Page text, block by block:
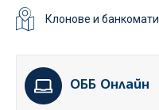
Клонове и банкомати
ОББ Онлайн